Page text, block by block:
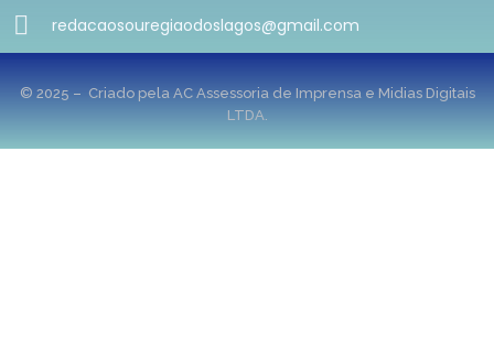
redacaosouregiaodoslagos@gmail.com
© 2025 – Criado pela AC Assessoria de Imprensa e Midias Digitais
LTDA.